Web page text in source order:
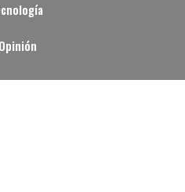
Opinión